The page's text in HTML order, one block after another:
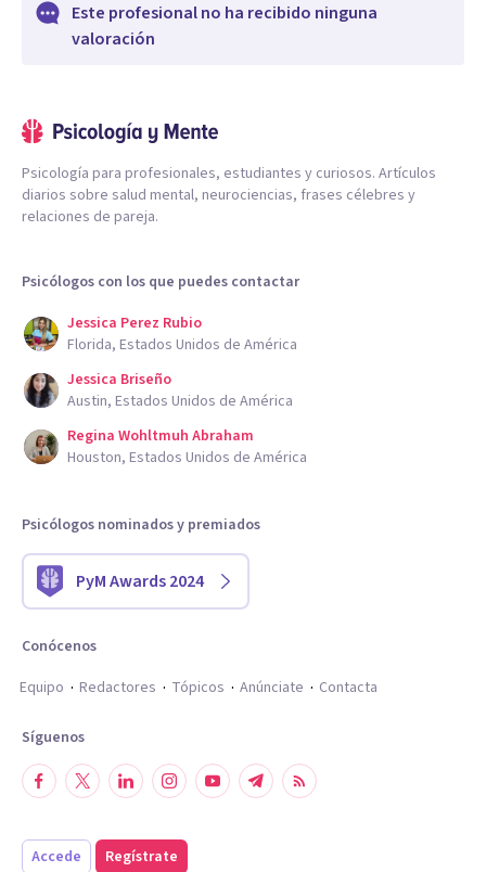
Este profesional no ha recibido ninguna
valoración
Psicología para profesionales, estudiantes y curiosos. Artículos
diarios sobre salud mental, neurociencias, frases célebres y
relaciones de pareja.
Psicólogos con los que puedes contactar
Jessica Perez Rubio
Florida, Estados Unidos de América
Jessica Briseño
Austin, Estados Unidos de América
Regina Wohltmuh Abraham
Houston, Estados Unidos de América
Psicólogos nominados y premiados
PyM Awards 2024
Conócenos
Equipo
Redactores Tópicos Anúnciate Contacta
Síguenos
Accede Regístrate